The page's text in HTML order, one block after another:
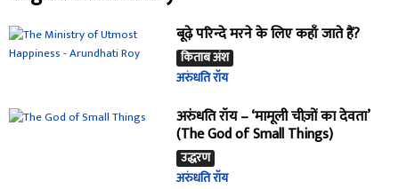
बूढ़े परिन्दे मरने के लिए कहाँ जाते हैं?
किताब अंश
अरुंधति रॉय
अरुंधति रॉय – ‘मामूली चीज़ों का देवता’
(The God of Small Things)
उद्धरण
अरुंधति रॉय